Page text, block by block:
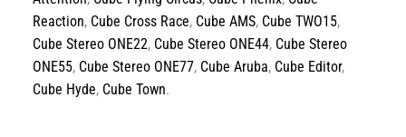
Reaction, Cube Cross Race, Cube AMS, Cube TWO15,
Cube Stereo ONE22, Cube Stereo ONE44, Cube Stereo
ONE55, Cube Stereo ONE77, Cube Aruba, Cube Editor,
Cube Hyde, Cube Town.